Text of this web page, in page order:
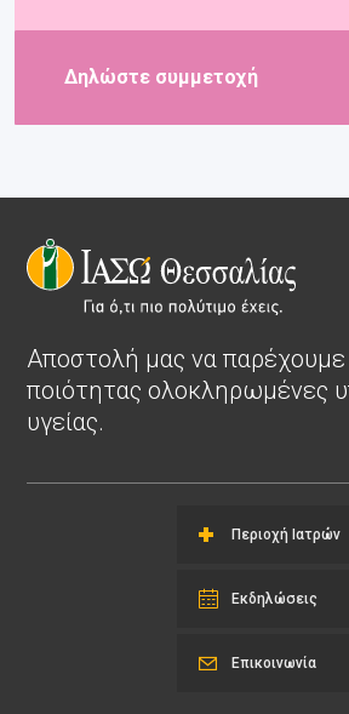
Δηλώστε συμμετοχή
Αποστολή μας να
ποιότητας ολοκληρωμένες
υγείας.
Περιοχή Ιατρών
Εκδηλώσεις
Επικοινωνία